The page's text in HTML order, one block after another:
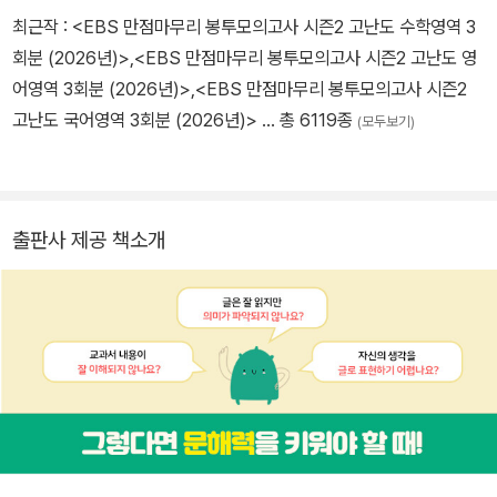
최근작 : <EBS 만점마무리 봉투모의고사 시즌2 고난도 수학영역 3
회분 (2026년)>,<EBS 만점마무리 봉투모의고사 시즌2 고난도 영
어영역 3회분 (2026년)>,<EBS 만점마무리 봉투모의고사 시즌2
고난도 국어영역 3회분 (2026년)> … 총 6119종 (모두보기)
출판사 제공 책소개